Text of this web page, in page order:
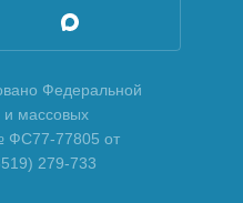
Федеральной
и массовых
ФС77-77805 от
279-733